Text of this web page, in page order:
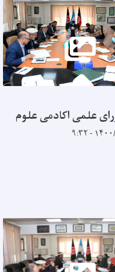
علمی اکادمی علوم